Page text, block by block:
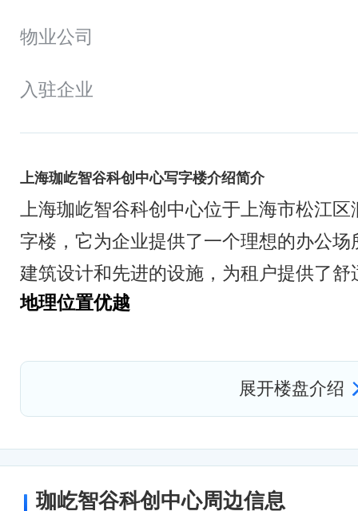
物业公司
入驻企业
上海珈屹智谷科创中心写字楼介绍简介
上海珈屹智谷科创中心位于上海市松江
字楼，它为企业提供了一个理想的办公
建筑设计和先进的设施，为租户提供了
地理位置优越
重要的商业和金融区域，地铁9号线泗泾
企业能够轻松接触到各种商业资源和合
高端建筑设计
上海珈屹智谷科创中心的建筑设计充分
展开楼盘介绍
珈屹智谷科创中心周边信息